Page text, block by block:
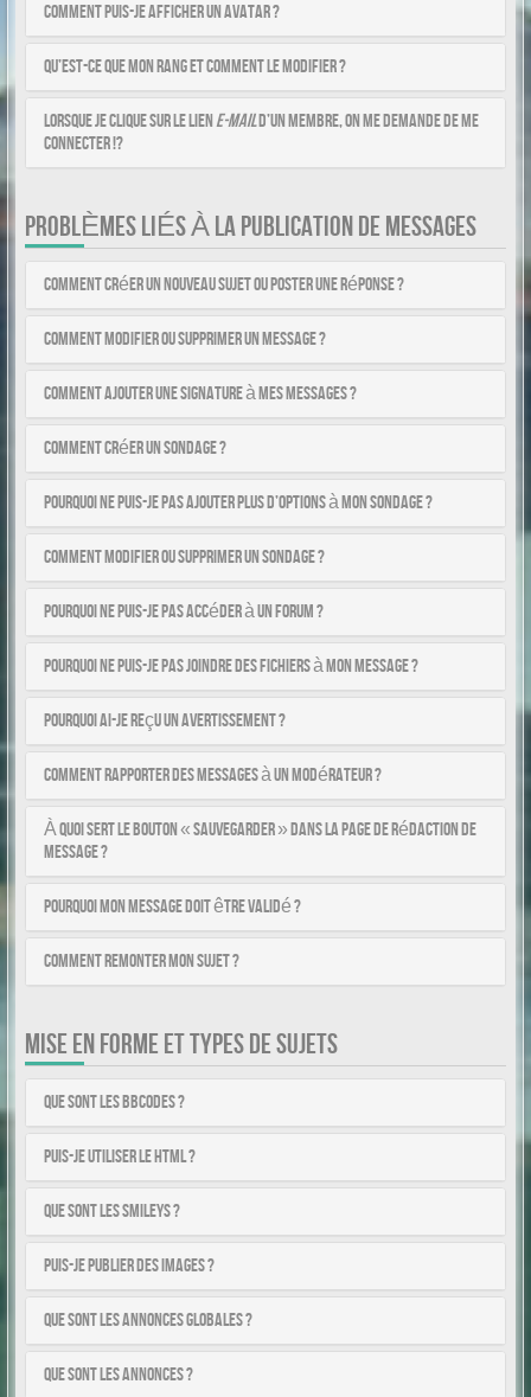
Comment puis-je afficher un avatar ?
Qu’est-ce que mon rang et comment le modifier ?
Lorsque je clique sur le liene-maild’un membre, on me demande de me
connecter !?
PROBLÈMES LIÉS À LA PUBLICATION DE MESSAGES
Comment créer un nouveau sujet ou poster une réponse ?
Comment modifier ou supprimer un message ?
Comment ajouter une signature à mes messages ?
Comment créer un sondage ?
Pourquoi ne puis-je pas ajouter plus d’options à mon sondage ?
Comment modifier ou supprimer un sondage ?
Pourquoi ne puis-je pas accéder à un forum ?
Pourquoi ne puis-je pas joindre des fichiers à mon message ?
Pourquoi ai-je reçu un avertissement ?
Comment rapporter des messages à un modérateur ?
À quoi sert le bouton « Sauvegarder » dans la page de rédaction de
message ?
Pourquoi mon message doit être validé ?
Comment remonter mon sujet ?
MISE EN FORME ET TYPES DE SUJETS
Que sont les BBCodes ?
Puis-je utiliser le HTML ?
Que sont les smileys ?
Puis-je publier des images ?
Que sont les annonces globales ?
Que sont les annonces ?